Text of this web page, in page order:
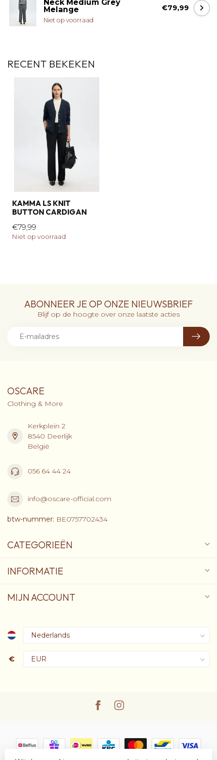
Neck Medium Grey
Melange
Niet op voorraad
€79,99
RECENT BEKEKEN
KAMMA LS KNIT
BUTTON CARDIGAN
€79,99
Niet op voorraad
ABONNEER JE OP ONZE NIEUWSBRIEF
Blijf op de hoogte over onze laatste acties
OSCARE
Clothing & More
Kerkplein 2
8540 Deerlijk
België
056 64 44 24
info@oscare-official.com
btw-nummer: BE0757702434
CATEGORIEËN
INFORMATIE
MIJN ACCOUNT
€